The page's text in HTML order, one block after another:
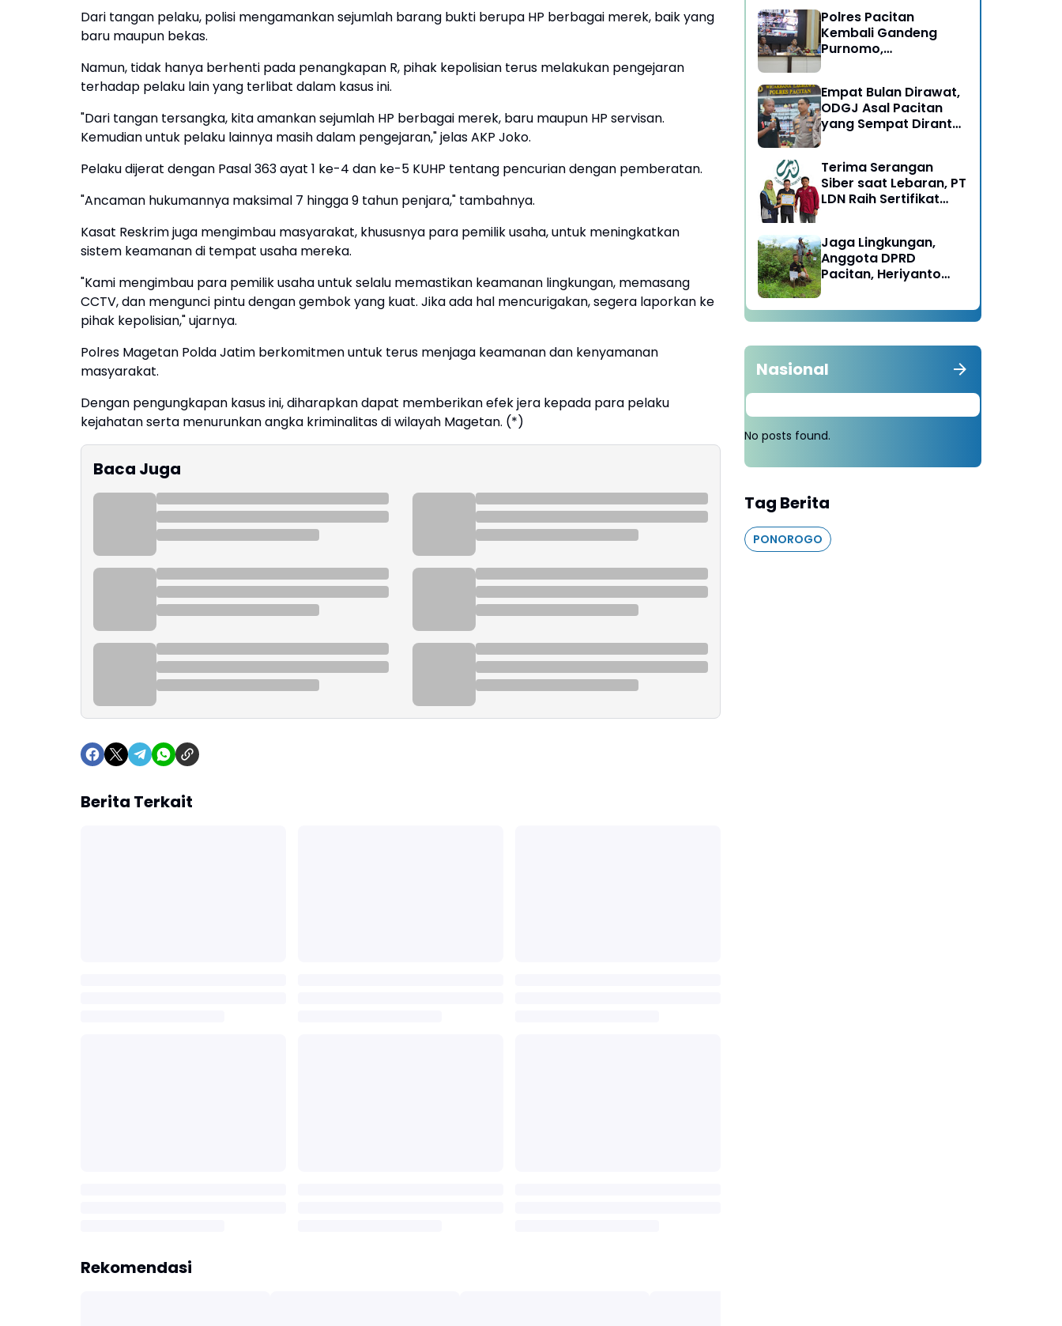
Dari tangan pelaku, polisi mengamankan sejumlah barang bukti berupa HP berbagai merek, baik yang
baru maupun bekas.
Namun, tidak hanya berhenti pada penangkapan R, pihak kepolisian terus melakukan pengejaran
terhadap pelaku lain yang terlibat dalam kasus ini.
"Dari tangan tersangka, kita amankan sejumlah HP berbagai merek, baru maupun HP servisan.
Kemudian untuk pelaku lainnya masih dalam pengejaran," jelas AKP Joko.
Pelaku dijerat dengan Pasal 363 ayat 1 ke-4 dan ke-5 KUHP tentang pencurian dengan pemberatan.
"Ancaman hukumannya maksimal 7 hingga 9 tahun penjara," tambahnya.
Kasat Reskrim juga mengimbau masyarakat, khususnya para pemilik usaha, untuk meningkatkan
sistem keamanan di tempat usaha mereka.
"Kami mengimbau para pemilik usaha untuk selalu memastikan keamanan lingkungan, memasang
CCTV, dan mengunci pintu dengan gembok yang kuat. Jika ada hal mencurigakan, segera laporkan ke
pihak kepolisian," ujarnya.
Polres Magetan Polda Jatim berkomitmen untuk terus menjaga keamanan dan kenyamanan
masyarakat.
Dengan pengungkapan kasus ini, diharapkan dapat memberikan efek jera kepada para pelaku
kejahatan serta menurunkan angka kriminalitas di wilayah Magetan. (*)
Baca Juga
Berita Terkait
Rekomendasi
Dapur Tetap Ngebul
Polres Pacitan
Kembali Gandeng
Purnomo,
Rehabilitasi
Empat Bulan Dirawat,
ODGJ Asal Pacitan
yang Sempat Dirantai
Terima Serangan
Siber saat Lebaran, PT
LDN Raih Sertifikat
Karesidenan Madiun
Raya
Jaga Lingkungan,
Anggota DPRD
Pacitan, Heriyanto
Tebang 100 Pohon
diganti Tanam 1000
Nasional
No posts found.
Tag Berita
PONOROGO